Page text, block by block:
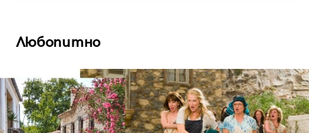
Любопитно